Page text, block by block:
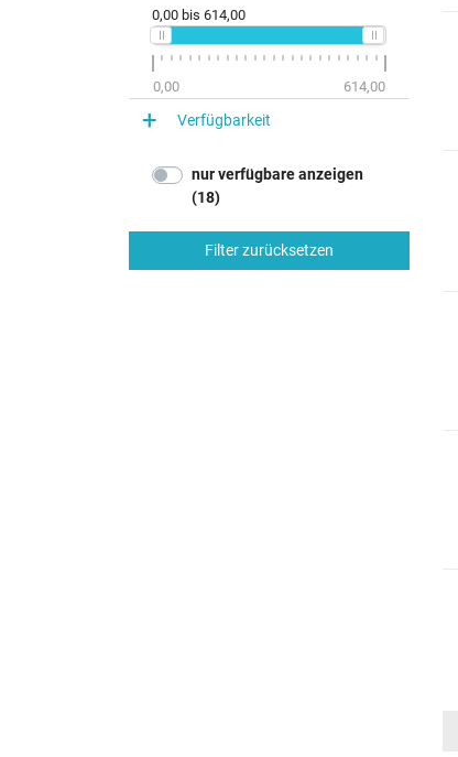
0,00 bis 614,00
0,00 614,00
Verfügbarkeit
nur verfügbare anzeigen
(18)
Filter zurücksetzen